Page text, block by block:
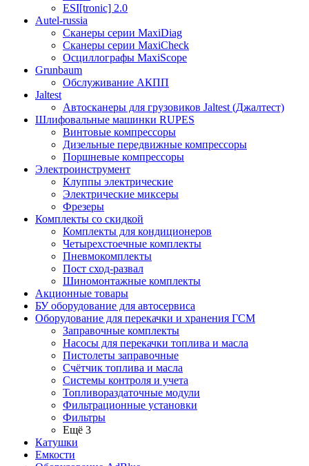
ESI[tronic] 2.0
Autel-russia
Сканеры серии MaxiDiag
Сканеры серии MaxiCheck
Осциллографы MaxiScope
Grunbaum
Обслуживание АКПП
Jaltest
Автосканеры для грузовиков Jaltest (Джалтест)
Шлифовальные машинки RUPES
Винтовые компрессоры
Дизельные передвижные компрессоры
Поршневые компрессоры
Электроинструмент
Клуппы электрические
Электрические миксеры
Фрезеры
Комплекты со скидкой
Комплекты для кондиционеров
Четырехстоечные комплекты
Пневмокомплекты
Пост сход-развал
Шиномонтажные комплекты
Акционные товары
БУ оборудование для автосервиса
Оборудование для перекачки и хранения ГСМ
Заправочные комплекты
Насосы для перекачки топлива и масла
Пистолеты заправочные
Счётчик топлива и масла
Системы контроля и учета
Топливораздаточные модули
Фильтрационные установки
Фильтры
Ещё 3
Катушки
Емкости